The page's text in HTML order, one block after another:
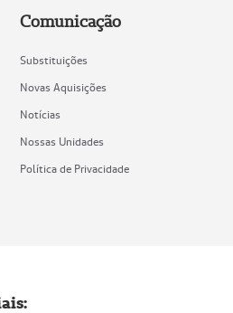
Comunicação
Substituições
Novas Aquisições
Notícias
Nossas Unidades
Política de Privacidade